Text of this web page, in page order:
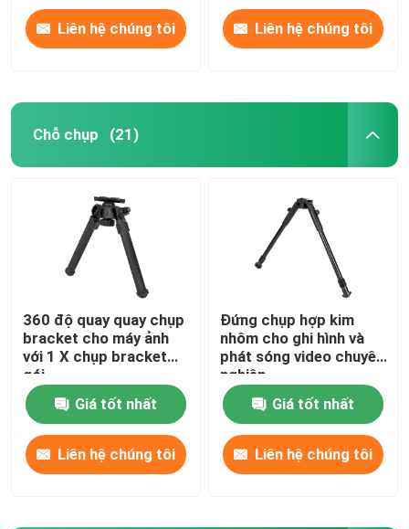
Liên hệ chúng tôi Liên hệ chúng tôi
Chỗ chụp (21)
360 độ quay quay chụp
bracket cho máy ảnh
với 1 X chụp bracket
gói
Giá tốt nhất
Liên hệ chúng tôi
Đứng chụp hợp kim
nhôm cho ghi hình và
phát sóng video chuyên
nghiệp
Giá tốt nhất
Liên hệ chúng tôi